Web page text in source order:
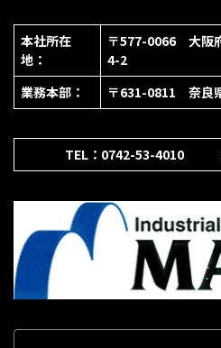
本社所在
地：
〒577-0066 大阪
4-2
業務本部：
〒631-0811 奈良
TEL：0742-53-4010